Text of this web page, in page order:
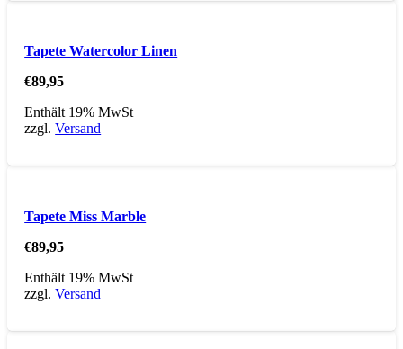
Tapete Watercolor Linen
€89,95
Enthält 19% MwSt
zzgl.Versand
Tapete Miss Marble
€89,95
Enthält 19% MwSt
zzgl.Versand